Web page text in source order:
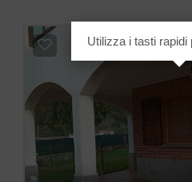
Utilizza i tasti rapidi